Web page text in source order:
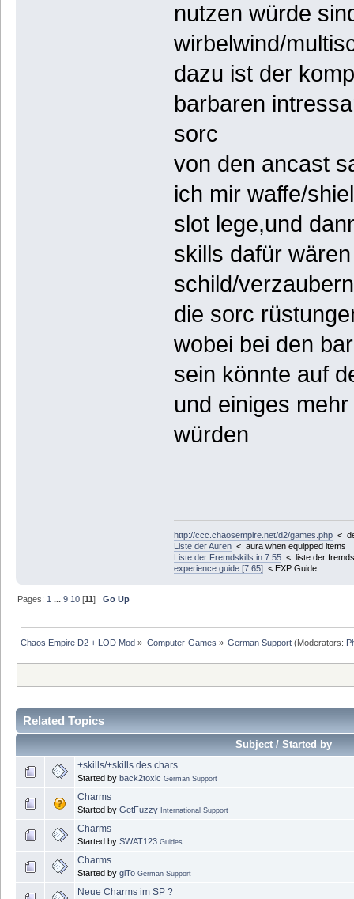
nutzen würde
wirbelwind/
dazu ist der
barbaren
sorc
von den ancast
ich mir waffe/
slot lege,und
skills dafür
schild/
die sorc
wobei bei den
sein könnte auf
und einiges
würden
http://ccc.chaosempire.net/d2/games.php<
Liste der Auren< aura when equipped items
Liste der Fremdskills in 7.55< liste der
experience guide [7.65]< EXP Guide
Pages: 1 ...9 10 [11]Go Up
Chaos Empire D2 + LOD Mod » Computer-Games » German Support(Moderators:
Related Topics
Subject / Started by
+skills/+skills des chars
Started by back2toxic German Support
Charms
Started by GetFuzzy International Support
Charms
Started by SWAT123 Guides
Charms
Started by giTo German Support
Neue Charms im SP ?